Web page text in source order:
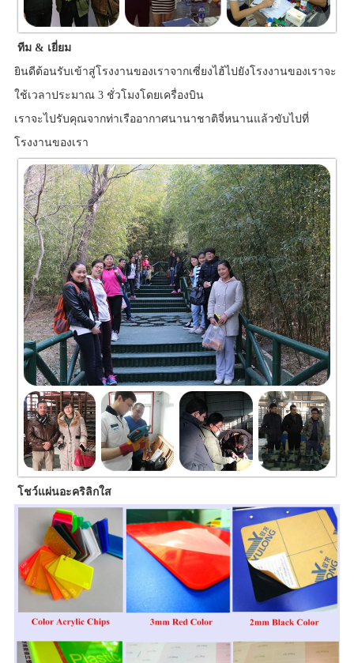
ทีม & เยี่ยม
ยินดีต้อนรับเข้าสู่โรงงานของเราจากเซี่ยงไฮ้ไปยังโรงงานของเราจะ
ใช้เวลาประมาณ 3 ชั่วโมงโดยเครื่องบิน
เราจะไปรับคุณจากท่าเรืออากาศนานาชาติจี่หนานแล้วขับไปที่
โรงงานของเรา
โชว์แผ่นอะคริลิกใส